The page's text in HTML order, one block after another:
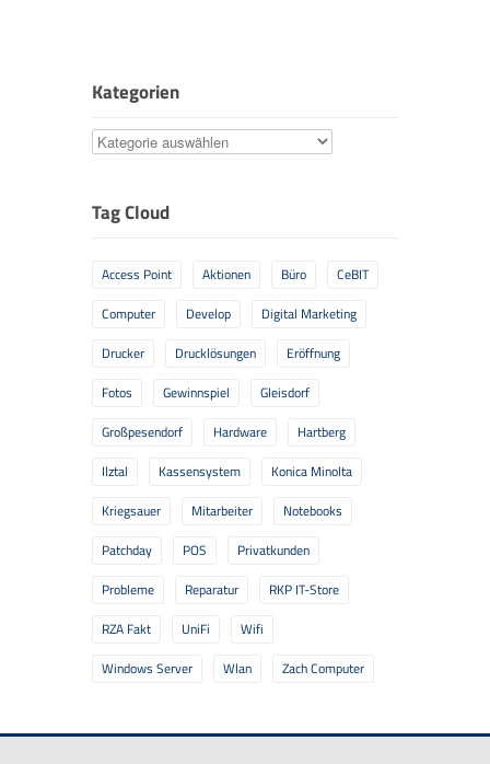
Kategorien
Kategorien
Tag Cloud
Access Point Aktionen Büro
CeBIT
Computer
Develop
Digital Marketing
Drucker
Drucklösungen
Eröffnung
Fotos
Gewinnspiel
Gleisdorf
Großpesendorf
Hardware
Hartberg
Ilztal
Kassensystem
Konica Minolta
Kriegsauer
Mitarbeiter
Notebooks
Patchday
POS
Privatkunden
Probleme
Reparatur
RKP IT-Store
RZA Fakt
UniFi
Wifi
Windows Server
Wlan Zach Computer